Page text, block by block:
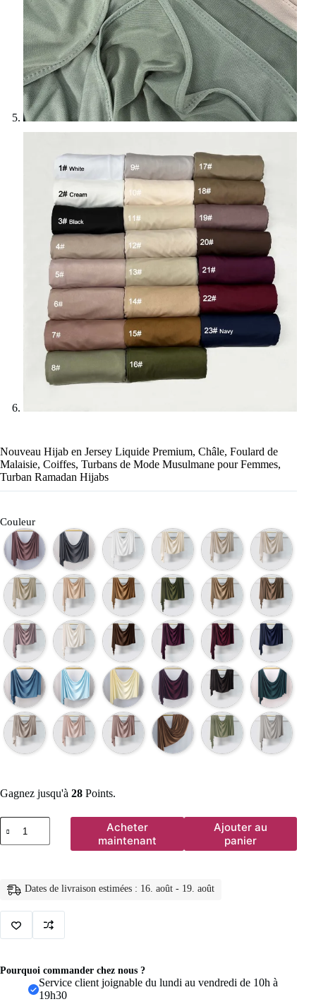
Nouveau Hijab en Jersey Liquide Premium, Châle, Foulard de
Malaisie, Coiffes, Turbans de Mode Musulmane pour Femmes,
Turban Ramadan Hijabs
Couleur
Gagnez jusqu'à 28 Points.
quantité
de
Nouveau
Liquide
Foulard
de
Coiffes,
Turbans
Acheter
maintenant
Ajouter au
panier
Dates de livraison estimées : 16. août - 19. août
Pourquoi commander chez nous ?
Service client joignable du lundi au vendredi de 10h à
19h30